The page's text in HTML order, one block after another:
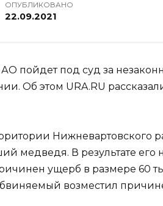
ОПУБЛИКОВАНО
22.09.2021
пойдет под суд за
Об этом URA.RU
Нижневартовского
медведя. В результате его
ущерб в размере 60
возместил